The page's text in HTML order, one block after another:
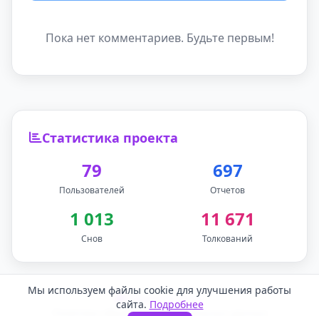
Пока нет комментариев. Будьте первым!
Статистика проекта
79
Пользователей
697
Отчетов
1 013
Снов
11 671
Толкований
Мы используем файлы cookie для улучшения работы
сайта. Подробнее
Обратная связь
Политика обработки персональных данных